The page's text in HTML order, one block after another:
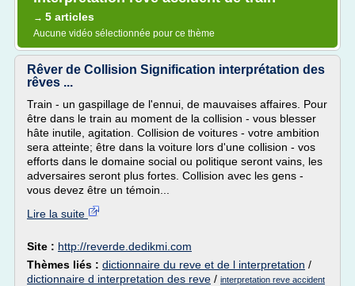
→ 5 articles
Aucune vidéo sélectionnée pour ce thème
Rêver de Collision Signification interprétation des
rêves ...
Train - un gaspillage de l'ennui, de mauvaises affaires. Pour
être dans le train au moment de la collision - vous blesser
hâte inutile, agitation. Collision de voitures - votre ambition
sera atteinte; être dans la voiture lors d'une collision - vos
efforts dans le domaine social ou politique seront vains, les
adversaires seront plus fortes. Collision avec les gens -
vous devez être un témoin...
Lire la suite
Site : http://reverde.dedikmi.com
Thèmes liés : dictionnaire du reve et de l interpretation /
dictionnaire d interpretation des reve / interpretation reve accident